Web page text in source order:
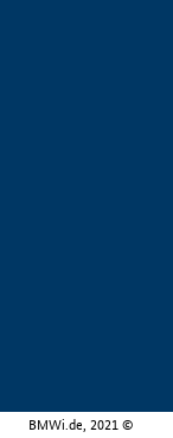
BMWi.de, 2021 ©